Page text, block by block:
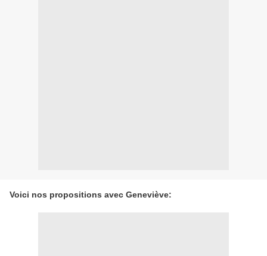
Voici nos propositions avec Geneviève: